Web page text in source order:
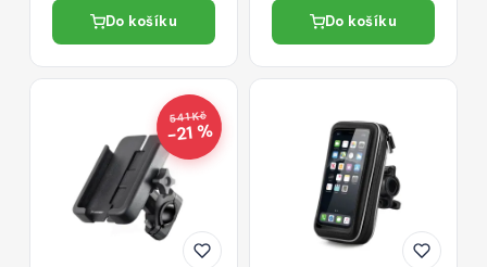
Do košíku Do košíku
541 Kč
−21 %